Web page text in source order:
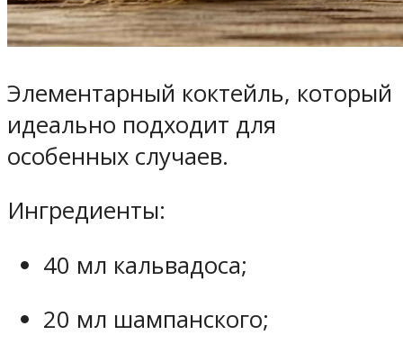
Элементарный коктейль, который
идеально подходит для
особенных случаев.
Ингредиенты:
40 мл кальвадоса;
20 мл шампанского;